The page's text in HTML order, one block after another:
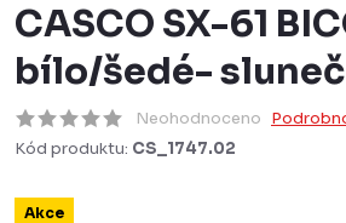
CASCO SX-61
bílo/šedé-
Neohodnoceno
Kód produktu: CS_1747.02
Akce